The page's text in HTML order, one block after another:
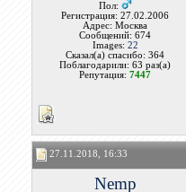
Пол:
Регистрация: 27.02.2006
Адрес: Москва
Сообщений: 674
Images: 22
Сказал(а) спасибо: 364
Поблагодарили: 63 раз(а)
Репутация:7447
27.11.2018, 16:33
Nemp